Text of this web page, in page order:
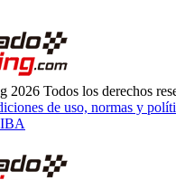
2026 Todos los derechos
de uso, normas y